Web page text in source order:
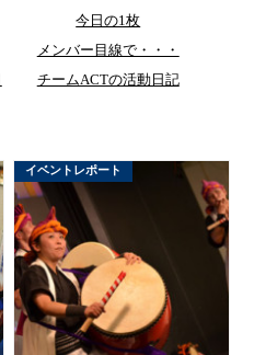
今日の1枚
メンバー目線で・・・
チームACTの活動日記
イベントレポート